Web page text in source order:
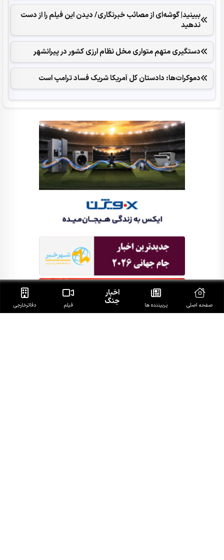
ببینید| گوشه‌ای از مصائب خبرنگاری/ دیدن این فیلم را از دست
ندهید
دستگیری متهم متواری مخل نظام ارزی کشور در پیرانشهر
دموکرات‌ها: دادستان کل آمریکا شریک فساد ترامپ است
صفحه اصلی پربیننده ها
اخبار
جنگ فیلم دفاتر‌خارجی